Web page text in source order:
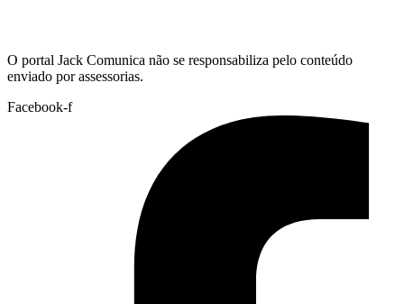
O portal Jack Comunica não se responsabiliza pelo conteúdo
enviado por assessorias.
Facebook-f